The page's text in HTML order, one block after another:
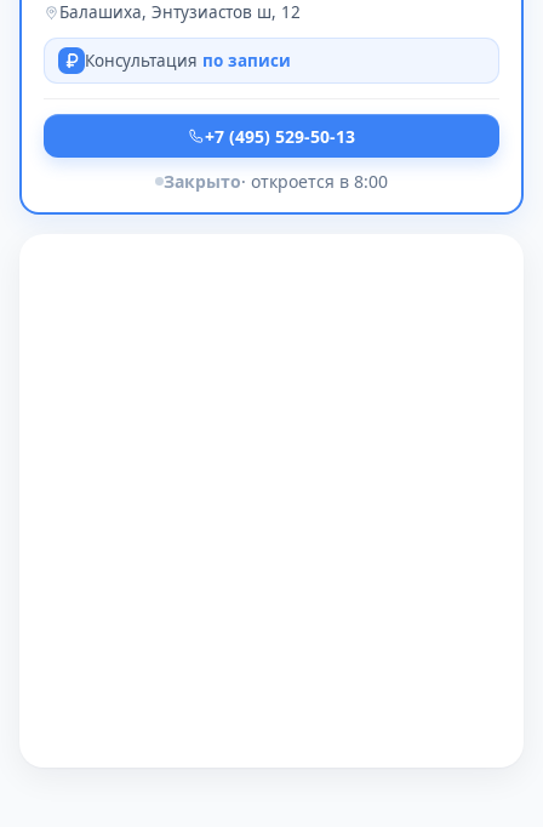
Балашиха, Энтузиастов ш, 12
Консультация по записи
+7 (495) 529-50-13
Закрыто· откроется в 8:00